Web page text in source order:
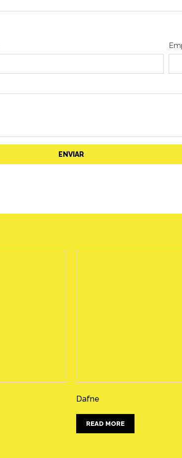
ENVIAR
Dafne
READ MORE